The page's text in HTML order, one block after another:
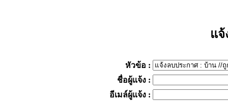
แจ้
หัวข้อ :
ชื่อผู้แจ้ง :
อีเมล์ผู้แจ้ง :